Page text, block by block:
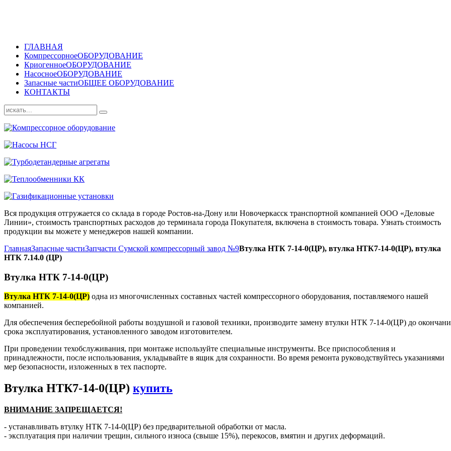
ГЛАВНАЯ
КомпрессорноеОБОРУДОВАНИЕ
КриогенноеОБОРУДОВАНИЕ
НасосноеОБОРУДОВАНИЕ
Запасные частиОБЩЕЕ ОБОРУДОВАНИЕ
КОНТАКТЫ
Вся продукция отгружается со склада в городе Ростов-на-Дону или Новочеркасск транспортной компанией ООО «Деловые
Линии», стоимость транспортных расходов до терминала города Покупателя, включена в стоимость товара. Узнать стоимость
продукции вы можете у менеджеров нашей компании.
ГлавнаяЗапасные частиЗапчасти Сумской компрессорный завод №9Втулка НТК 7-14-0(ЦР), втулка НТК7-14-0(ЦР), втулка
НТК 7.14.0 (ЦР)
Втулка НТК 7-14-0(ЦР)
Втулка НТК 7-14-0(ЦР) одна из многочисленных составных частей компрессорного оборудования, поставляемого нашей
компанией.
Для обеспечения бесперебойной работы воздушной и газовой техники, производите замену втулки НТК 7-14-0(ЦР) до
срока эксплуатирования, установленного заводом изготовителем.
При проведении техобслуживания, при монтаже используйте специальные инструменты. Все приспособления и
принадлежности, после использования, укладывайте в ящик для сохранности. Во время ремонта руководствуйтесь указаниями
мер безопасности, изложенных в тех паспорте.
Втулка НТК7-14-0(ЦР) купить
ВНИМАНИЕ ЗАПРЕЩАЕТСЯ!
- устанавливать втулку НТК 7-14-0(ЦР) без предварительной обработки от масла.
- эксплуатация при наличии трещин, сильного износа (свыше 15%), перекосов, вмятин и других деформаций.